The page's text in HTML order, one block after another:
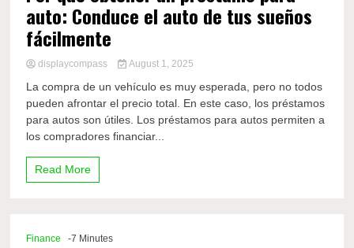
auto: Conduce el auto de tus sueños
fácilmente
displaycompass August 1, 2025
La compra de un vehículo es muy esperada, pero no todos
pueden afrontar el precio total. En este caso, los préstamos
para autos son útiles. Los préstamos para autos permiten a
los compradores financiar...
Read More
Finance -7 Minutes